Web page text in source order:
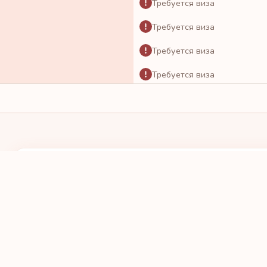
Требуется виза
Требуется виза
Требуется виза
Требуется виза
Требуется виза